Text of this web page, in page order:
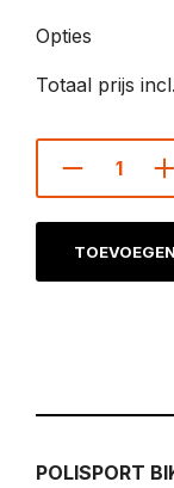
Opties
Totaal prijs
POLISPORT